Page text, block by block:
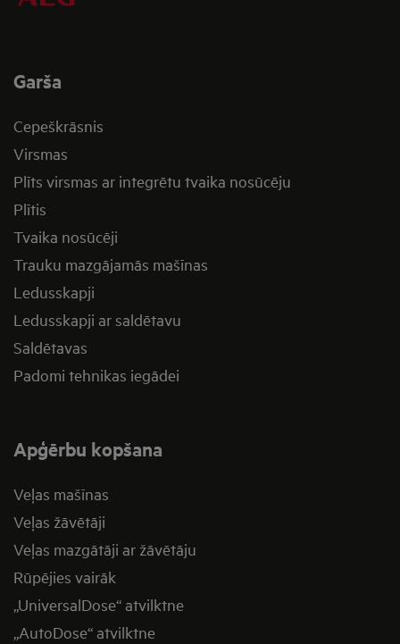
Garša
Cepeškrāsnis
Virsmas
Plīts virsmas ar integrētu tvaika nosūcēju
Plītis
Tvaika nosūcēji
Trauku mazgājamās mašīnas
Ledusskapji
Ledusskapji ar saldētavu
Saldētavas
Padomi tehnikas iegādei
Apģērbu kopšana
Veļas mašīnas
Veļas žāvētāji
Veļas mazgātāji ar žāvētāju
Rūpējies vairāk
„UniversalDose“ atvilktne
„AutoDose“ atvilktne